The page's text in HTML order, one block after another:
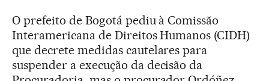
O prefeito de Bogotá pediu à Comissão
Interamericana de Direitos Humanos (CIDH)
que decrete medidas cautelares para
suspender a execução da decisão da